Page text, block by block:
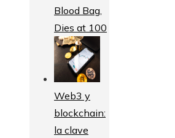
Blood Bag,
Dies at 100
Web3 y
blockchain:
la clave